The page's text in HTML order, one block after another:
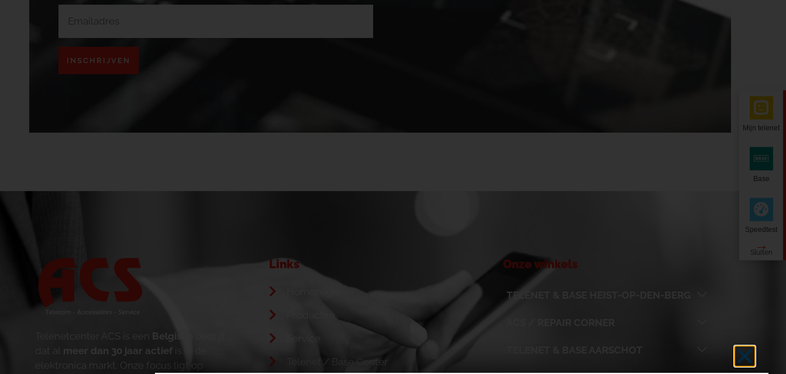
INSCHRIJVEN
Telenetcenter ACS is een Belgisch
dat al meer dan 30 jaar actief is in de
elektronica markt. Onze focus ligt op
Links
Telenet / Base Center
Onze winkels
TELENET & BASE HEIST-OP-DEN-BERG
Mijn telenet
Base
Speedtest